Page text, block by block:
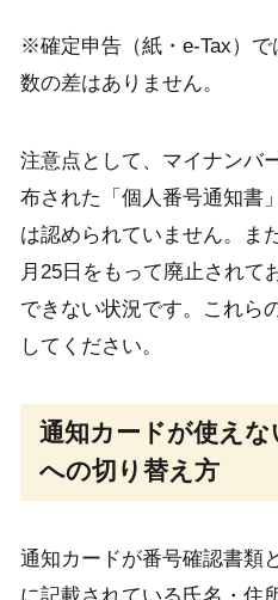
※確定申告（紙・e-Tax）
数の差はありません。
注意点として、マイナンバ
布された「個人番号通知書
は認められていません。ま
月25日をもって廃止されて
できない状況です。これら
してください。
通知カードが使え
への切り替え方
通知カードが番号確認書類